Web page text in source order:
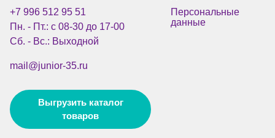
+7 996 512 95 51
Пн. - Пт.: с 08-30 до 17-00
Сб. - Вс.: Выходной
mail@junior-35.ru
Выгрузить каталог
товаров
Персональные
данные